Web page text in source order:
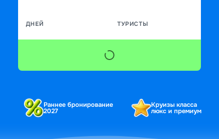
ДНЕЙ ТУРИСТЫ
Раннее бронирование
2027
Круизы класса
люкс и премиум